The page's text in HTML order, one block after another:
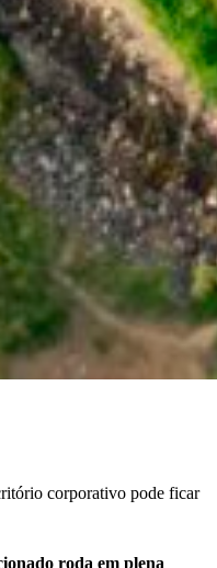
corporativo pode ficar
roda em plena